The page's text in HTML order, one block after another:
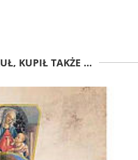
KUPIŁ TAKŻE ...